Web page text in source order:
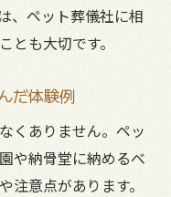
、ペット葬儀社に相
とも大切です。
だ体験例
くありません。ペッ
や納骨堂に納めるべ
注意点があります。